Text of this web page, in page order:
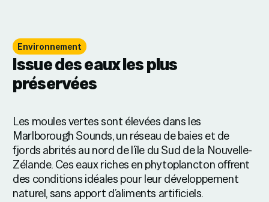
Environnement
Issue des eaux les plus
préservées
Les moules vertes sont élevées dans les
Marlborough Sounds, un réseau de baies et de
fjords abrités au nord de l’île du Sud de la Nouvelle-
Zélande. Ces eaux riches en phytoplancton offrent
des conditions idéales pour leur développement
naturel, sans apport d’aliments artificiels.